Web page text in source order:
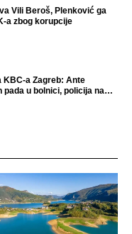
Vili Beroš, Plenković ga
a zbog korupcije
a Zagreb: Ante
u bolnici, policija na